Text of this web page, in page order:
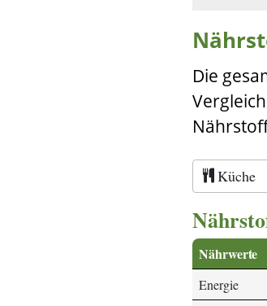
Die
Küche
Nährwerte
Energie